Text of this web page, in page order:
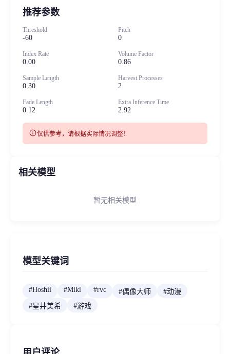
推荐参数
Threshold
-60
Pitch
0
Index Rate
0.00
Volume Factor
0.86
Sample Length
0.30
Harvest Processes
2
Fade Length
0.12
Extra Inference Time
2.92
info仅供参考，请根据实际情况调整！
相关模型
暂无相关模型
模型关键词
#Hoshii #Miki #rvc #偶像大师 #动漫
#星井美希 #游戏